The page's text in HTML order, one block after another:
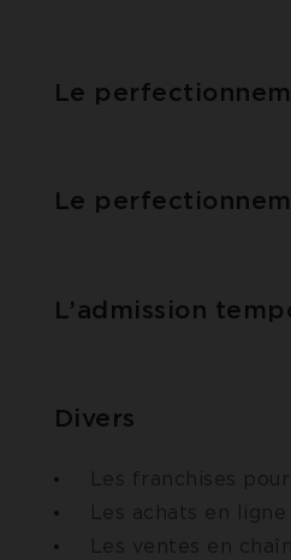
Le
Le
L’admission
Divers
Les franchises
Les achats en ligne
Les ventes en